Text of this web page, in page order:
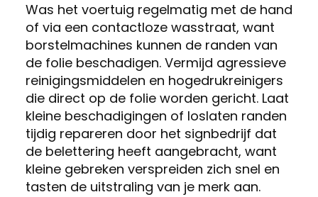
Was het voertuig regelmatig met de hand
of via een contactloze wasstraat, want
borstelmachines kunnen de randen van
de folie beschadigen. Vermijd agressieve
reinigingsmiddelen en hogedrukreinigers
die direct op de folie worden gericht. Laat
kleine beschadigingen of loslaten randen
tijdig repareren door het signbedrijf dat
de belettering heeft aangebracht, want
kleine gebreken verspreiden zich snel en
tasten de uitstraling van je merk aan.